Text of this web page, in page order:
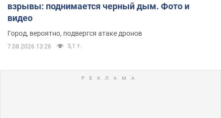
взрывы: поднимается черный дым. Фото и
видео
Город, вероятно, подвергся атаке дронов
7.08.2026 13:26 5,1 т.